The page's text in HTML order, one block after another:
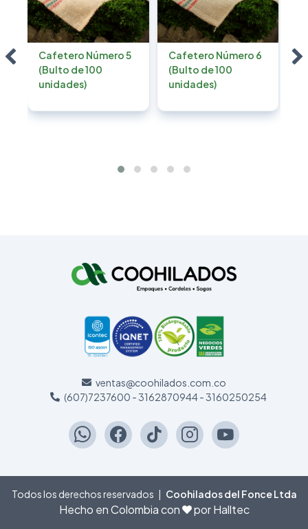
Cafetero Número 5
(Bulto de 100
unidades)
Cafetero Número 6
(Bulto de 100
unidades)
ventas@coohilados.com.co
(607)7237600 - 3162870944 - 3160250254
Todos los derechos reservados Coohilados del Fonce Ltda
Hecho en Colombia con por Halltec